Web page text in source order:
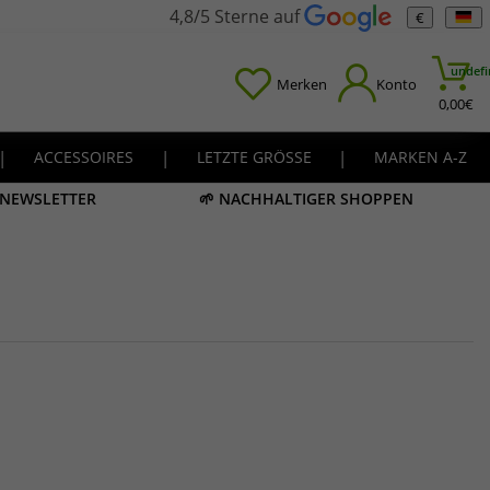
4,8/5 Sterne auf €
Merken Konto
0,00€
| ACCESSOIRES | LETZTE GRÖSSE |
MARKEN A-Z
🌱 NACHHALTIGER SHOPPEN